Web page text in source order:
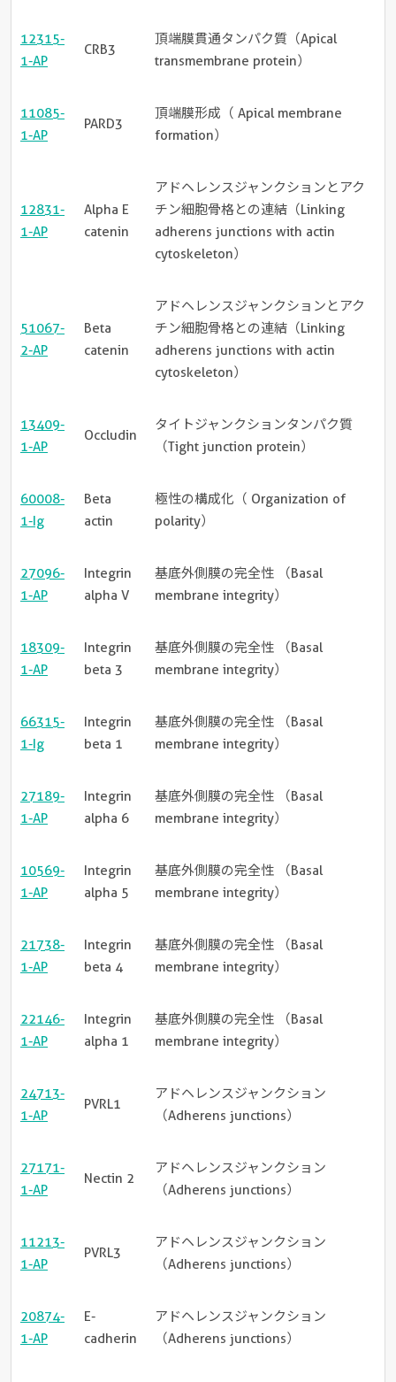
12315-
1-AP
CRB3
頂端膜貫通タンパク質（Apical
transmembrane protein）
11085-
1-AP
PARD3
頂端膜形成（ Apical membrane
formation）
12831-
1-AP
Alpha E
catenin
アドヘレンスジャンクションとアク
チン細胞骨格との連結（Linking
adherens junctions with actin
cytoskeleton）
51067-
2-AP
Beta
catenin
アドヘレンスジャンクションとアク
チン細胞骨格との連結（Linking
adherens junctions with actin
cytoskeleton）
13409-
1-AP
Occludin
タイトジャンクションタンパク質
（Tight junction protein）
60008-
1-Ig
Beta
actin
極性の構成化（ Organization of
polarity）
27096-
1-AP
Integrin
alpha V
基底外側膜の完全性 （Basal
membrane integrity）
18309-
1-AP
Integrin
beta 3
基底外側膜の完全性 （Basal
membrane integrity）
66315-
1-Ig
Integrin
beta 1
基底外側膜の完全性 （Basal
membrane integrity）
27189-
1-AP
Integrin
alpha 6
基底外側膜の完全性 （Basal
membrane integrity）
10569-
1-AP
Integrin
alpha 5
基底外側膜の完全性 （Basal
membrane integrity）
21738-
1-AP
Integrin
beta 4
基底外側膜の完全性 （Basal
membrane integrity）
22146-
1-AP
Integrin
alpha 1
基底外側膜の完全性 （Basal
membrane integrity）
24713-
1-AP
PVRL1
アドヘレンスジャンクション
（Adherens junctions）
27171-
1-AP
Nectin 2
アドヘレンスジャンクション
（Adherens junctions）
11213-
1-AP
PVRL3
アドヘレンスジャンクション
（Adherens junctions）
20874-
1-AP
E-
cadherin
アドヘレンスジャンクション
（Adherens junctions）